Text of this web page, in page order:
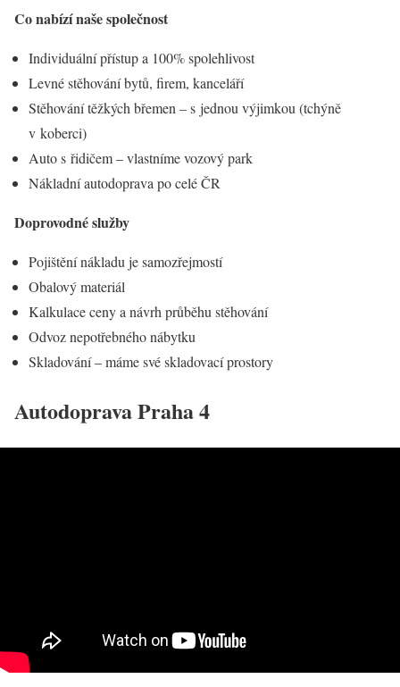
Co nabízí naše společnost
Individuální přístup a 100% spolehlivost
Levné stěhování bytů, firem, kanceláří
Stěhování těžkých břemen – s jednou výjimkou (tchýně
v koberci)
Auto s řidičem – vlastníme vozový park
Nákladní autodoprava po celé ČR
Doprovodné služby
Pojištění nákladu je samozřejmostí
Obalový materiál
Kalkulace ceny a návrh průběhu stěhování
Odvoz nepotřebného nábytku
Skladování – máme své skladovací prostory
Autodoprava Praha 4